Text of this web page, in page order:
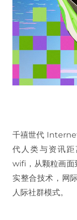
千禧世代
代人类与资讯
wifi，从颗粒画面
实整合技术，网
人际社群模式。